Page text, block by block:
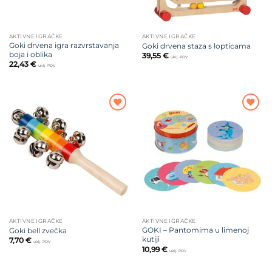
AKTIVNE IGRAČKE
Goki drvena igra razvrstavanja
boja i oblika
22,43 € uklj. PDV
AKTIVNE IGRAČKE
Goki drvena staza s lopticama
39,55 € uklj. PDV
AKTIVNE IGRAČKE
Goki bell zvečka
7,70 € uklj. PDV
na listu
želja
AKTIVNE IGRAČKE
GOKI – Pantomima u limenoj
kutiji
10,99€ uklj. PDV